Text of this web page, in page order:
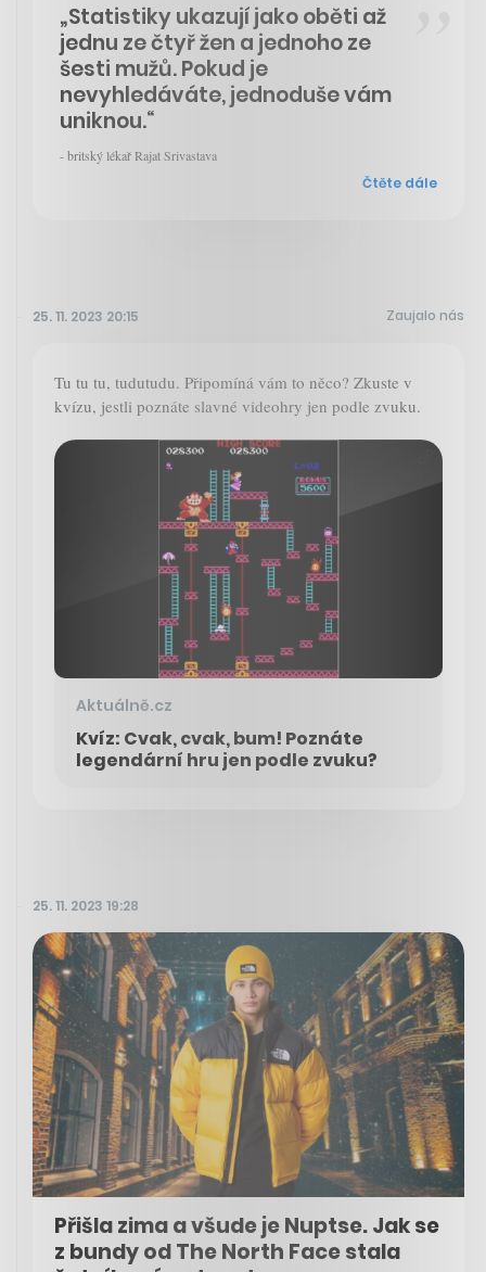
„Statistiky ukazují jako oběti až
jednu ze čtyř žen a jednoho ze
šesti mužů. Pokud je
nevyhledáváte, jednoduše vám
uniknou.“
- britský lékař Rajat Srivastava
Čtěte dále
25. 11. 2023 20:15 Zaujalo nás
Tu tu tu, tudutudu. Připomíná vám to něco? Zkuste v
kvízu, jestli poznáte slavné videohry jen podle zvuku.
Aktuálně.cz
Kvíz: Cvak, cvak, bum! Poznáte
legendární hru jen podle zvuku?
25. 11. 2023 19:28
Přišla zima a všude je Nuptse. Jak se
z bundy od The North Face stala